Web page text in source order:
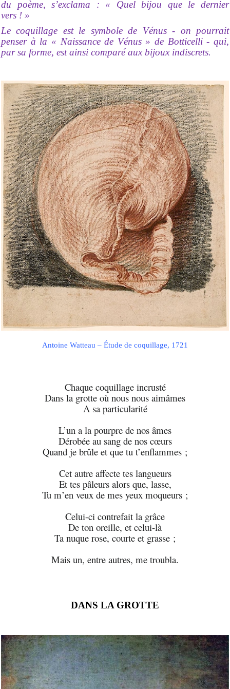
du poème, s’exclama : « Quel bijou que le dernier
vers ! »
Le coquillage est le symbole de Vénus - on pourrait
penser à la « Naissance de Vénus » de Botticelli - qui,
par sa forme, est ainsi comparé aux bijoux indiscrets.
Antoine Watteau – Étude de coquillage, 1721
Chaque coquillage incrusté
Dans la grotte où nous nous aimâmes
A sa particularité
L’un a la pourpre de nos âmes
Dérobée au sang de nos cœurs
Quand je brûle et que tu t’enflammes ;
Cet autre affecte tes langueurs
Et tes pâleurs alors que, lasse,
Tu m’en veux de mes yeux moqueurs ;
Celui-ci contrefait la grâce
De ton oreille, et celui-là
Ta nuque rose, courte et grasse ;
Mais un, entre autres, me troubla.
DANS LA GROTTE